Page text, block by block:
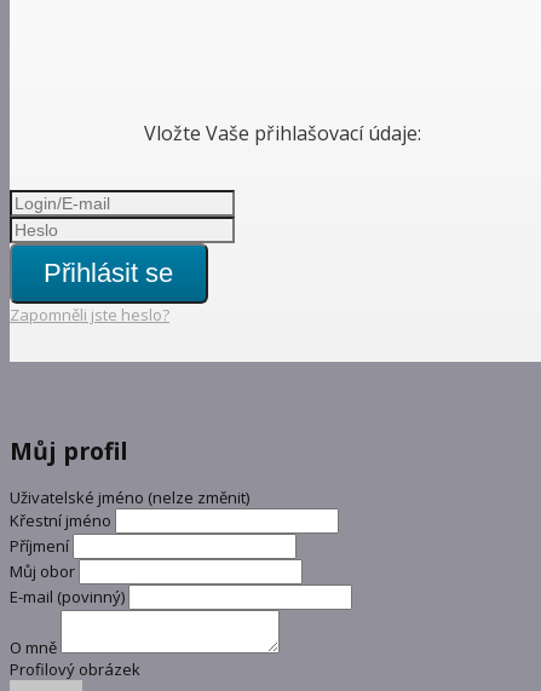
Vložte Vaše přihlašovací údaje:
Přihlásit se
Zapomněli jste heslo?
Můj profil
Uživatelské jméno (nelze změnit)
Křestní jméno
Příjmení
Můj obor
E-mail (povinný)
O mně
Profilový obrázek